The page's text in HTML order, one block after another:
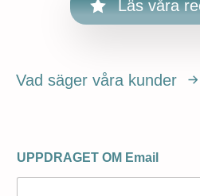
Läs våra
Vad säger våra kunder
UPPDRAGET OM Email